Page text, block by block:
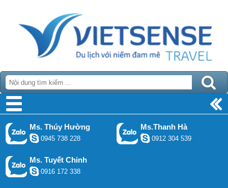
Ms. Thúy Hường
0945 738 228
Ms.Thanh Hà
0912 304 539
Ms. Tuyết Chinh
0916 172 338